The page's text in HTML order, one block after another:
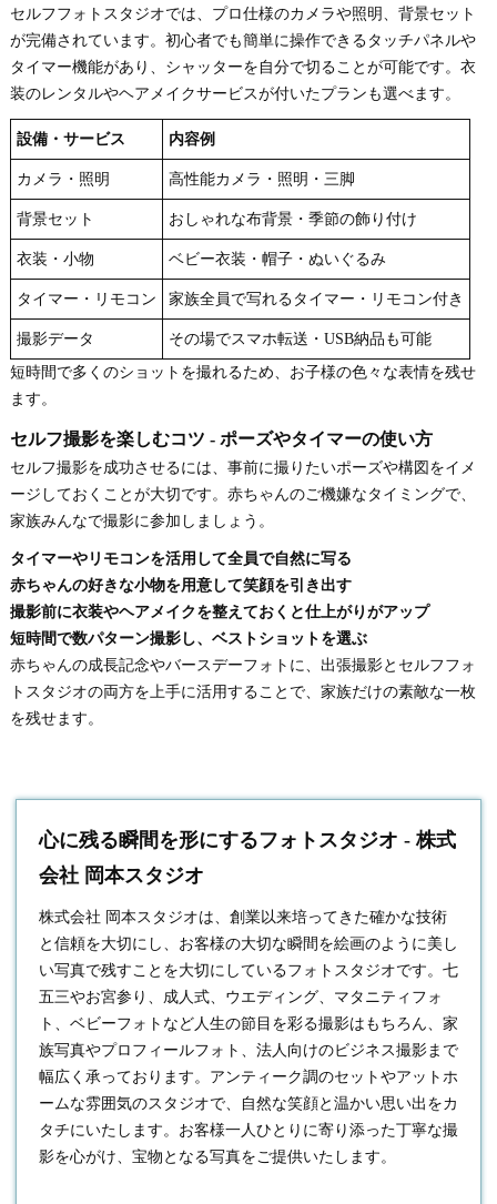
セルフフォトスタジオでは、プロ仕様のカメラや照明、背景セット
が完備されています。初心者でも簡単に操作できるタッチパネルや
タイマー機能があり、シャッターを自分で切ることが可能です。衣
装のレンタルやヘアメイクサービスが付いたプランも選べます。
設備・サービス 内容例
カメラ・照明 高性能カメラ・照明・三脚
背景セット おしゃれな布背景・季節の飾り付け
衣装・小物 ベビー衣装・帽子・ぬいぐるみ
タイマー・リモコン 家族全員で写れるタイマー・リモコン付き
撮影データ
その場でスマホ転送・USB納品も可能
短時間で多くのショットを撮れるため、お子様の色々な表情を残せ
ます。
セルフ撮影を楽しむコツ - ポーズやタイマーの使い方
セルフ撮影を成功させるには、事前に撮りたいポーズや構図をイメ
ージしておくことが大切です。赤ちゃんのご機嫌なタイミングで、
家族みんなで撮影に参加しましょう。
タイマーやリモコンを活用して全員で自然に写る
赤ちゃんの好きな小物を用意して笑顔を引き出す
撮影前に衣装やヘアメイクを整えておくと仕上がりがアップ
短時間で数パターン撮影し、ベストショットを選ぶ
赤ちゃんの成長記念やバースデーフォトに、出張撮影とセルフフォ
トスタジオの両方を上手に活用することで、家族だけの素敵な一枚
を残せます。
心に残る瞬間を形にするフォトスタジオ - 株式
会社 岡本スタジオ
株式会社 岡本スタジオは、創業以来培ってきた確かな技術
と信頼を大切にし、お客様の大切な瞬間を絵画のように美し
い写真で残すことを大切にしているフォトスタジオです。七
五三やお宮参り、成人式、ウエディング、マタニティフォ
ト、ベビーフォトなど人生の節目を彩る撮影はもちろん、家
族写真やプロフィールフォト、法人向けのビジネス撮影まで
幅広く承っております。アンティーク調のセットやアットホ
ームな雰囲気のスタジオで、自然な笑顔と温かい思い出をカ
タチにいたします。お客様一人ひとりに寄り添った丁寧な撮
影を心がけ、宝物となる写真をご提供いたします。